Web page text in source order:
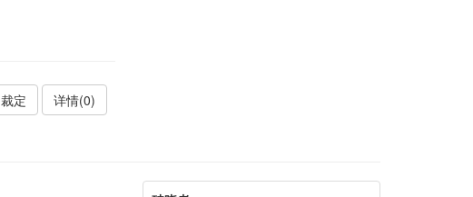
裁定 详情(0)